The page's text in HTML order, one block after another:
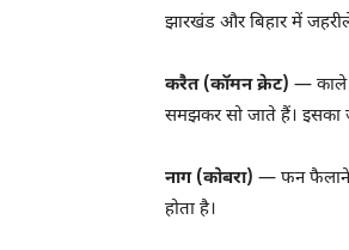
झारखंड और बिहार में
करैत (कॉमन क्रेट) — काले
समझकर सो जाते हैं। इसका
नाग (कोबरा) — फन फैलाने
होता है।